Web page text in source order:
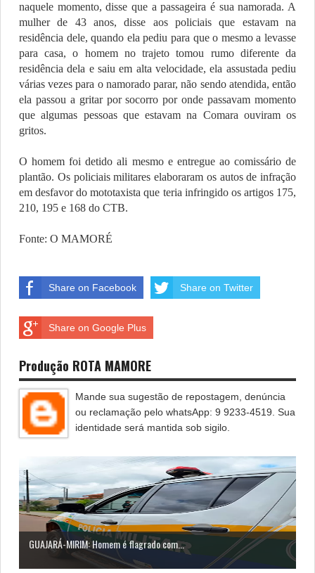
naquele momento, disse que a passageira é sua namorada. A
mulher de 43 anos, disse aos policiais que estavam na
residência dele, quando ela pediu para que o mesmo a levasse
para casa, o homem no trajeto tomou rumo diferente da
residência dela e saiu em alta velocidade, ela assustada pediu
várias vezes para o namorado parar, não sendo atendida, então
ela passou a gritar por socorro por onde passavam momento
que algumas pessoas que estavam na Comara ouviram os
gritos.
O homem foi detido ali mesmo e entregue ao comissário de
plantão. Os policiais militares elaboraram os autos de infração
em desfavor do mototaxista que teria infringido os artigos 175,
210, 195 e 168 do CTB.
Fonte: O MAMORÉ
Share on Facebook Share on Twitter
Share on Google Plus
Produção ROTA MAMORE
Mande sua sugestão de repostagem, denúncia
ou reclamação pelo whatsApp: 9 9233-4519. Sua
identidade será mantida sob sigilo.
GUAJARÁ-MIRIM: Homem é flagrado com...